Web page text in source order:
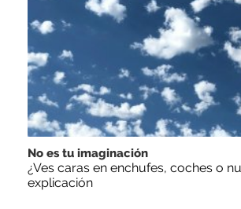
No es tu imaginación
¿Ves caras en enchufes, coches o
explicación